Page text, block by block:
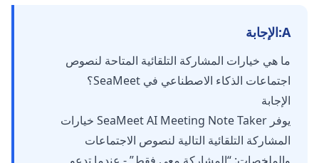
A: الإجابة
ما هي خيارات المشاركة التلقائية المتاحة لنصوص
اجتماعات الذكاء الاصطناعي في SeaMeet؟
الإجابة
يوفر SeaMeet AI Meeting Note Taker خيارات
المشاركة التلقائية التالية لنصوص الاجتماعات